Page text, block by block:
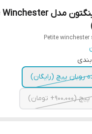
Petite winchester
روبان پیچ (رایگان)
تومان)